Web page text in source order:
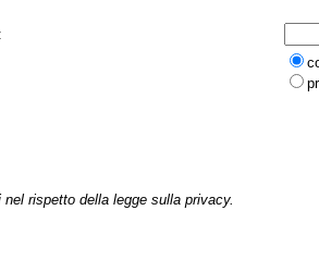
rispetto della legge sulla privacy.